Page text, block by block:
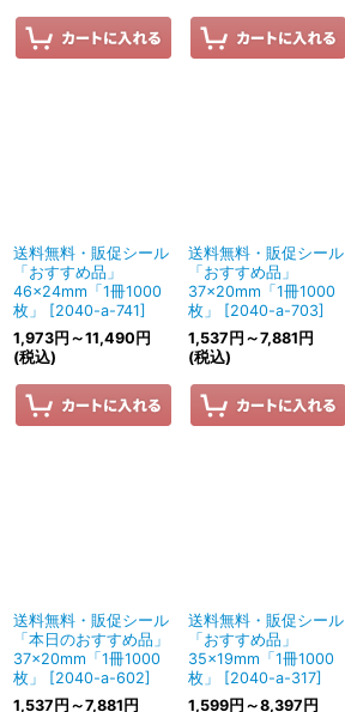
送料無料・販促シール
「おすすめ品」
46×24mm「1冊1000
枚」
[2040-a-741]
1,973円 ～11,490 円
(税込)
送料無料・販促シール
「おすすめ品」
37×20mm「1冊1000
枚」
[2040-a-703]
1,537 円 ～7,881 円
(税込)
送料無料・販促シール
「本日のおすすめ品」
37×20mm「1冊1000
枚」
[2040-a-602]
1,537 円 ～7,881 円
送料無料・販促シール
「おすすめ品」
35×19mm「1冊1000
枚」
[2040-a-317]
1,599円 ～8,397 円